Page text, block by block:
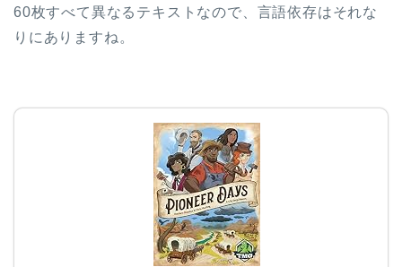
60枚すべて異なるテキストなので、言語依存はそれな
りにありますね。